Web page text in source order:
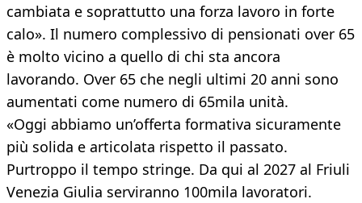
cambiata e soprattutto una forza lavoro in forte
calo». Il numero complessivo di pensionati over 65
è molto vicino a quello di chi sta ancora
lavorando. Over 65 che negli ultimi 20 anni sono
aumentati come numero di 65mila unità.
«Oggi abbiamo un’offerta formativa sicuramente
più solida e articolata rispetto il passato.
Purtroppo il tempo stringe. Da qui al 2027 al Friuli
Venezia Giulia serviranno 100mila lavoratori.